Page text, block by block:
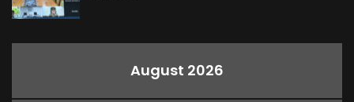
August 2026